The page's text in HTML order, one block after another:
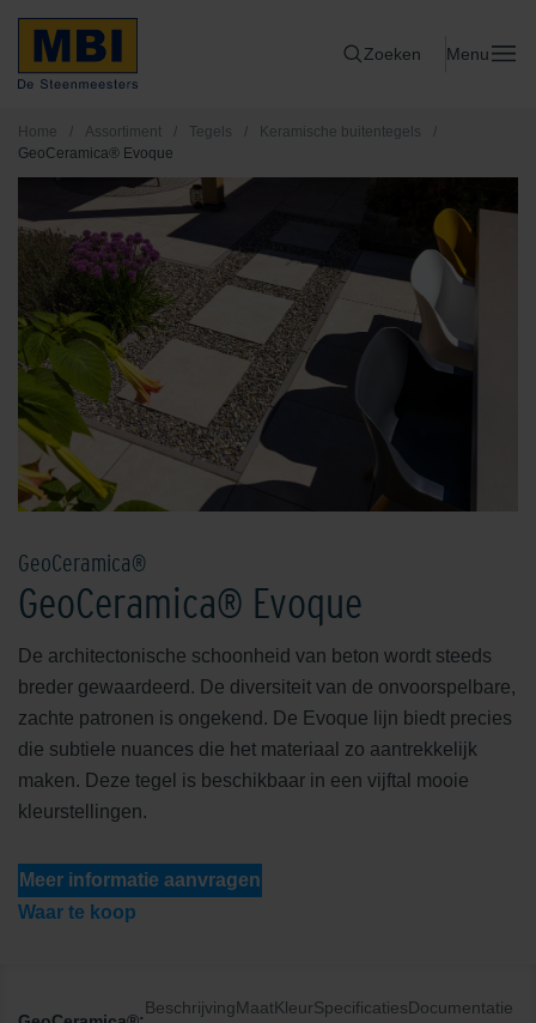
Zoeken Menu
Home / Assortiment / Tegels / Keramische buitentegels
/
GeoCeramica® Evoque
GeoCeramica®
GeoCeramica® Evoque
De architectonische schoonheid van beton wordt steeds
breder gewaardeerd. De diversiteit van de onvoorspelbare,
zachte patronen is ongekend. De Evoque lijn biedt precies
die subtiele nuances die het materiaal zo aantrekkelijk
maken. Deze tegel is beschikbaar in een vijftal mooie
kleurstellingen.
Meer informatie aanvragen
Waar te koop
BeschrijvingMaatKleurSpecificatiesDocumentatie